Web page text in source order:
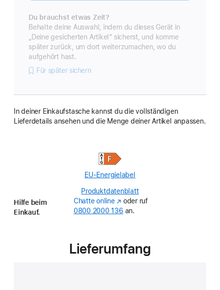
Du brauchst etwas Zeit?
Behalte deine Auswahl, indem du dieses Gerät in
„Deine gesicherten Artikel“ sicherst, und komme
später zurück, um dort weiterzumachen, wo du
aufgehört hast.
Für später sichern
In deiner Einkaufstasche kannst du die vollständigen
Lieferdetails ansehen und die Menge deiner Artikel anpassen.
EU-Energielabel
Produktdatenblatt(Opens
in
Hilfe beim
Einkauf.
Chatte online(Öffnet
ein
oder ruf
0800 2000 136 an.
Lieferumfang